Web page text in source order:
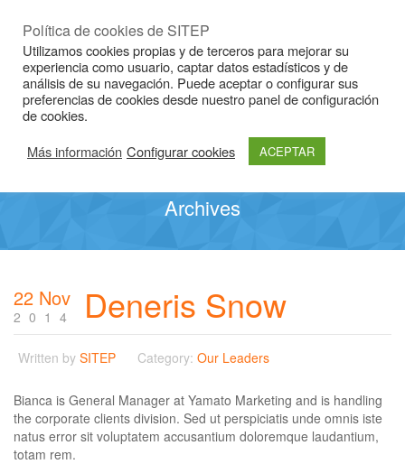
Archives
22 Nov
2014 Deneris Snow
Written by SITEP Category: Our Leaders
Bianca is General Manager at Yamato Marketing and is handling
the corporate clients division. Sed ut perspiciatis unde omnis iste
natus error sit voluptatem accusantium doloremque laudantium,
totam rem.
Política de cookies de SITEP
Utilizamos cookies propias y de terceros para mejorar su
experiencia como usuario, captar datos estadísticos y de
análisis de su navegación. Puede aceptar o configurar sus
preferencias de cookies desde nuestro panel de configuración
de cookies.
Más información Configurar cookies ACEPTAR